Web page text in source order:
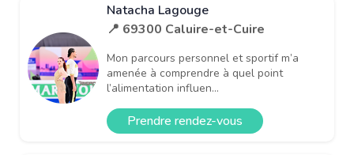
Natacha Lagouge
📍 69300 Caluire-et-Cuire
Mon parcours personnel et sportif m’a
amenée à comprendre à quel point
l’alimentation influen...
Prendre rendez-vous